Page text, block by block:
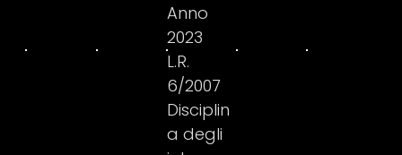
Anno
2023
L.R.
6/2007
Disciplin
a degli